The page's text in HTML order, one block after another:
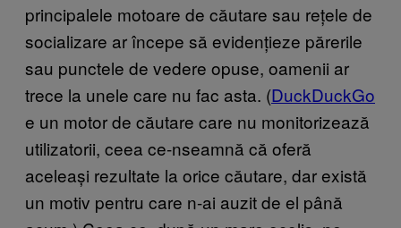
principalele motoare de căutare sau rețele de
socializare ar începe să evidențieze părerile
sau punctele de vedere opuse, oamenii ar
trece la unele care nu fac asta. (DuckDuckGo
e un motor de căutare care nu monitorizează
utilizatorii, ceea ce-nseamnă că oferă
aceleași rezultate la orice căutare, dar există
un motiv pentru care n-ai auzit de el până